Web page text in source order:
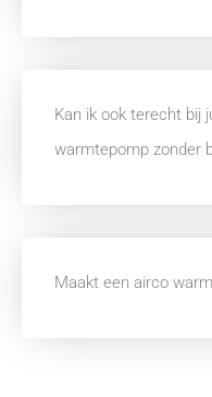
Kan ik ook terecht bij
warmtepomp zonder
Maakt een airco